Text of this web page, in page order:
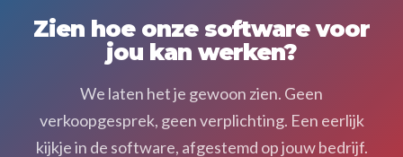
Zien hoe onze software voor
jou kan werken?
We laten het je gewoon zien. Geen
verkoopgesprek, geen verplichting. Een eerlijk
kijkje in de software, afgestemd op jouw bedrijf.